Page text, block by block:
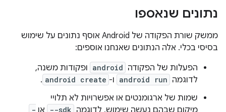
נתונים שנאספו
ממשק שורת הפקודה של Android אוסף נתונים על שימוש
בסיסי בכלי. אלה הנתונים שאנחנו אוספים:
הפעלות של הפקודה android ופקודות משנה,
לדוגמה android run ו- android create
.
שמות של ארגומנטים או אפשרויות לא תלויי
מיקום שבהם נעשה שימוש, לדוגמה --sdk או -